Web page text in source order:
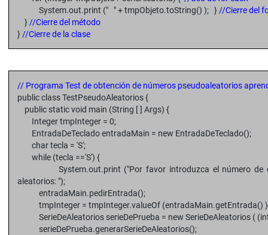
System.out.print (" " + tmpObjeto.toString() ); } //Cierre del
} //Cierre del método
} //Cierre de la clase
// Programa Test de obtención de números pseudoaleatorios
public class TestPseudoAleatorios {
public static void main (String [ ] Args) {
Integer tmpInteger = 0;
EntradaDeTeclado entradaMain = new EntradaDeTeclado();
char tecla = 'S';
while (tecla =='S') {
System.out.print ("Por favor introduzca el número de
aleatorios: ");
entradaMain.pedirEntrada();
tmpInteger = tmpInteger.valueOf (entradaMain.getEntrada()
SerieDeAleatorios serieDePrueba = new SerieDeAleatorios (
serieDePrueba.generarSerieDeAleatorios();